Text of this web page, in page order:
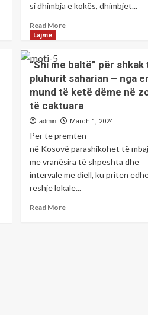
Ekonomisë
Dr.Nexhit
si dhimbja e kokës, dhimbjet...
Read MoreRead
japin
paralajmërimin,
ja
pse
duhet
të
merrni
paracetamola
rregullisht.
Lajme
“Shi me baltë” për shkak
pluhurit saharian – nga
mund të ketë dëme në
të caktuara
admin March 1, 2024
Për të premten
në Kosovë parashikohet të
me vranësira të shpeshta dhe
intervale me diell, ku priten
reshje lokale...
Read MoreRead